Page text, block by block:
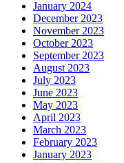
January 2024
December 2023
November 2023
October 2023
September 2023
August 2023
July 2023
June 2023
May 2023
April 2023
March 2023
February 2023
January 2023